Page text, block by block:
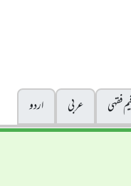
فقہی عربی
اردو